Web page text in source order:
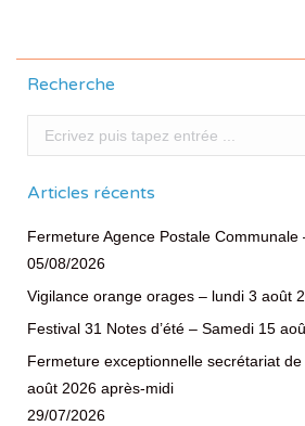
Recherche
Recherche
Articles récents
Fermeture Agence Postale
05/08/2026
Vigilance orange orages – lundi 3 août
Festival 31 Notes d’été – Samedi 15
Fermeture exceptionnelle secrétariat
août 2026 après-midi
29/07/2026